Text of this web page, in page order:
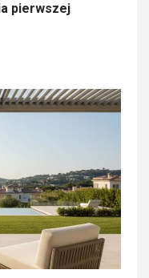
pierwszej